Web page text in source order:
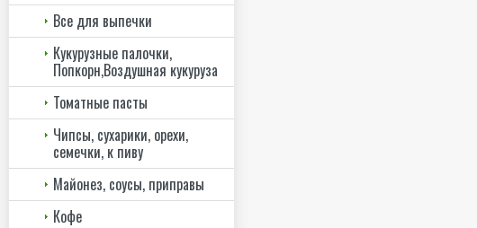
Все для выпечки
Кукурузные палочки,
Попкорн,Воздушная кукуруза
Томатные пасты
Чипсы, сухарики, орехи,
семечки, к пиву
Майонез, соусы, приправы
Кофе